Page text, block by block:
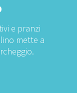
e pranzi
mette a